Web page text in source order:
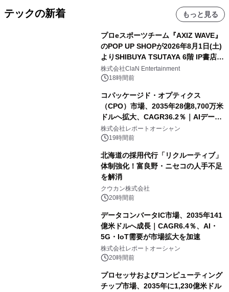
テックの新着 もっと見る
プロeスポーツチーム『AXIZ WAVE』
のPOP UP SHOPが2026年8月1日(土)
よりSHIBUYA TSUTAYA 6階 IP書店で
開催決定！！
株式会社ClaN Entertainment
18時間前
コパッケージド・オプティクス
（CPO）市場、2035年28億8,700万米
ドルへ拡大、CAGR36.2％｜AIデータ
センター・高速光通信需要が成長を加
速
株式会社レポートオーシャン
19時間前
北海道の採用代行「リクルーティブ」
体制強化！富良野・ニセコの人手不足
を解消
クウカン株式会社
20時間前
データコンバータIC市場、2035年141
億米ドルへ成長｜CAGR6.4％、AI・
5G・IoT需要が市場拡大を加速
株式会社レポートオーシャン
20時間前
プロセッサおよびコンピューティング
チップ市場、2035年に1,230億米ドル